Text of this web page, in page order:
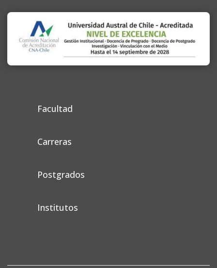
Facultad
Carreras
Postgrados
Institutos